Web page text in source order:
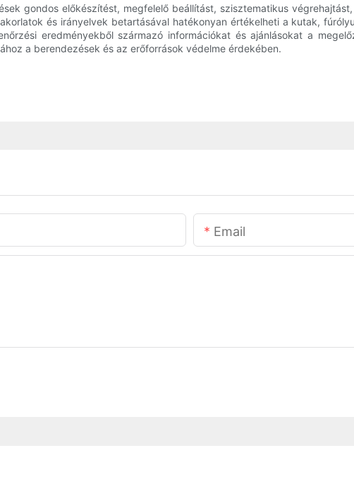
gondos előkészítést, megfelelő beállítást, szisztematikus
és irányelvek betartásával hatékonyan értékelheti a kutak,
eredményekből származó információkat és ajánlásokat a
a berendezések és az erőforrások védelme érdekében.
Email